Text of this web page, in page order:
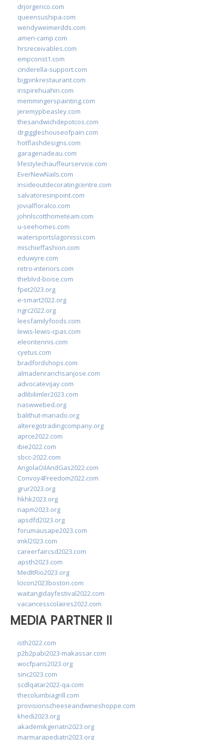
drjorgerico.com
queensushipa.com
wendyweimerdds.com
ameri-camp.com
hrsreceivables.com
empconst1.com
cinderella-support.com
bigpinkrestaurant.com
inspirehuahin.com
memmingerspainting.com
jeremypbeasley.com
thesandwichdepotcos.com
drgiggleshouseofpain.com
hotflashdesigns.com
garagenadeau.com
lifestylechauffeurservice.com
EverNewNails.com
insideoutdecoratingcentre.com
salvatoresinpoint.com
jovialfloralco.com
johnlscotthometeam.com
u-seehomes.com
watersportslagonissi.com
mischieffashion.com
eduwyre.com
retro-interiors.com
theblvd-boise.com
fpet2023.org
e-smart2022.org
ngrc2022.org
leesfamilyfoods.com
lewis-lewis-cpas.com
eleontennis.com
cyetus.com
bradfordshops.com
almadenranchsanjose.com
advocatevijay.com
adlibilimler2023.com
naswwebed.org
balithut-manado.org
alteregotradingcompany.org
aprce2022.com
ibie2022.com
sbcc-2022.com
AngolaOilAndGas2022.com
Convoy4Freedom2022.com
grur2023.org
hkhk2023.org
napm2023.org
apsdfd2023.org
forumausape2023.com
imkl2023.com
careerfaircsd2023.com
apsth2023.com
MedItRio2023.org
lcicon2023boston.com
waitangidayfestival2022.com
vacancesscolaires2022.com
MEDIA PARTNER II
isth2022.com
p2b2pabi2023-makassar.com
wocfparis2023.org
sinc2023.com
scdlqatar2022-qa.com
thecolumbiagrill.com
provisionscheeseandwineshoppe.com
khedi2023.org
akademikgeriatri2023.org
marmarapediatri2023.org